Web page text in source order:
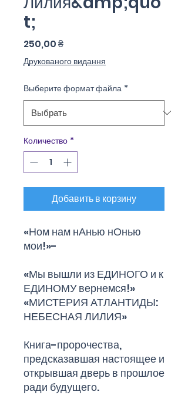
t;
250,00 ₴Цена
Друкованого видання
Выберите формат файла *
Количество *
Добавить в корзину
«Ном нам нАнью нОнью
мои!»-
«Мы вышли из ЕДИНОГО и к
ЕДИНОМУ вернемся!»
«МИСТЕРИЯ АТЛАНТИДЫ:
НЕБЕСНАЯ ЛИЛИЯ»
Книга-пророчества,
предсказавшая настоящее и
открывшая дверь в прошлое
ради будущего.